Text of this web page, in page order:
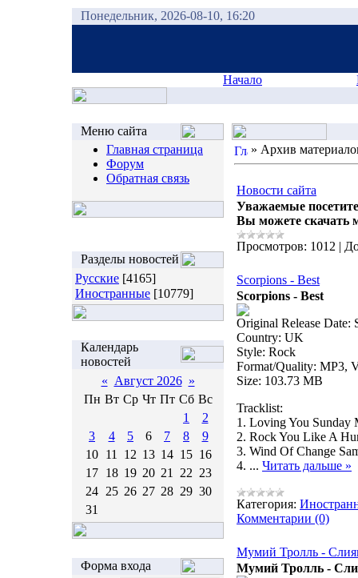
Понедельник, 2026-08-10, 16:20
Начало
Меню сайта
Главная страница
Форум
Обратная связь
Разделы новостей
Русские [4165]
Иностранные [10779]
Календарь
новостей
« Август 2026 »
Пн Вт Ср Чт Пт Сб Вс
1
2
3
4 5 6 7 8
9
10 11 12 13 14 15 16
17 18 19 20 21 22 23
24 25 26 27 28 29 30
31
Форма входа
» Архив
Новости сайта
Уважаемые
Вы можете скачать
Просмотров: 1012 |
Scorpions - Best
Scorpions - Best
Original Release Date:
Country: UK
Style: Rock
Format/Quality: MP3,
Size: 103.73 MB
Tracklist:
1. Loving You Sunday
2. Rock You Like A
3. Wind Of Change
4. ... Читать дальше »
Категория:
Комментарии (0)
Мумий Тролль -
Мумий Тролль -